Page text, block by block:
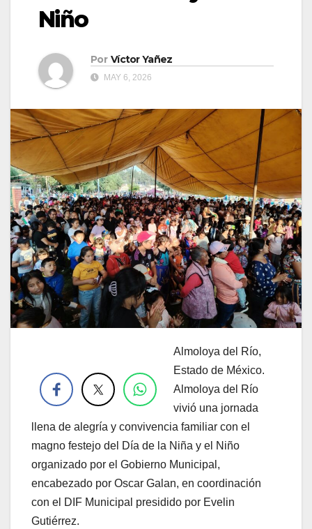
Niño
Por Víctor Yañez
MAY 6, 2026
Almoloya del Río,
Estado de México.
Almoloya del Río
vivió una jornada
llena de alegría y convivencia familiar con el
magno festejo del Día de la Niña y el Niño
organizado por el Gobierno Municipal,
encabezado por Oscar Galan, en coordinación
con el DIF Municipal presidido por Evelin
Gutiérrez.